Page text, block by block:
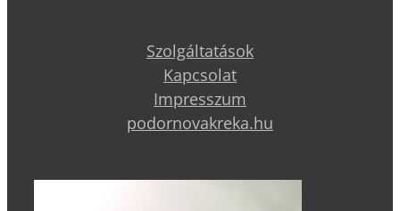
Szolgáltatások
Kapcsolat
Impresszum
podornovakreka.hu